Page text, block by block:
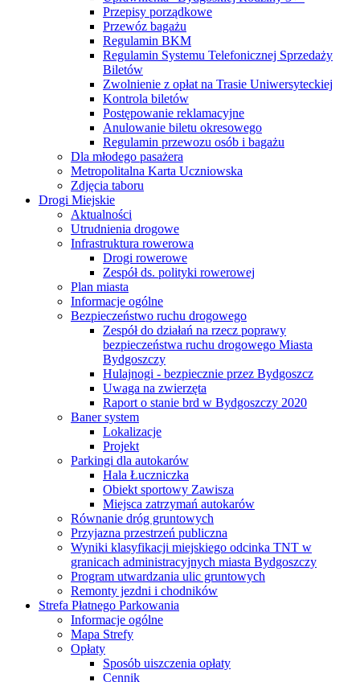
Przepisy porządkowe
Przewóz bagażu
Regulamin BKM
Regulamin Systemu Telefonicznej Sprzedaży
Biletów
Zwolnienie z opłat na Trasie Uniwersyteckiej
Kontrola biletów
Postępowanie reklamacyjne
Anulowanie biletu okresowego
Regulamin przewozu osób i bagażu
Dla młodego pasażera
Metropolitalna Karta Uczniowska
Zdjęcia taboru
Drogi Miejskie
Aktualności
Utrudnienia drogowe
Infrastruktura rowerowa
Drogi rowerowe
Zespół ds. polityki rowerowej
Plan miasta
Informacje ogólne
Bezpieczeństwo ruchu drogowego
Zespół do działań na rzecz poprawy
bezpieczeństwa ruchu drogowego Miasta
Bydgoszczy
Hulajnogi - bezpiecznie przez Bydgoszcz
Uwaga na zwierzęta
Raport o stanie brd w Bydgoszczy 2020
Baner system
Lokalizacje
Projekt
Parkingi dla autokarów
Hala Łuczniczka
Obiekt sportowy Zawisza
Miejsca zatrzymań autokarów
Równanie dróg gruntowych
Przyjazna przestrzeń publiczna
Wyniki klasyfikacji miejskiego odcinka TNT w
granicach administracyjnych miasta Bydgoszczy
Program utwardzania ulic gruntowych
Remonty jezdni i chodników
Strefa Płatnego Parkowania
Informacje ogólne
Mapa Strefy
Opłaty
Sposób uiszczenia opłaty
Cennik